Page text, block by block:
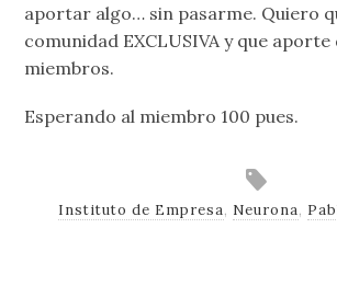
aportar algo… sin pasarme. Quiero
comunidad EXCLUSIVA y que aporte
miembros.
Esperando al miembro 100 pues.
Instituto de Empresa, Neurona,